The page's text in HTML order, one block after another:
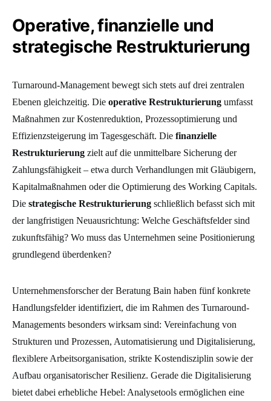
Operative, finanzielle und
strategische Restrukturierung
Turnaround-Management bewegt sich stets auf drei zentralen
Ebenen gleichzeitig. Die operative Restrukturierung umfasst
Maßnahmen zur Kostenreduktion, Prozessoptimierung und
Effizienzsteigerung im Tagesgeschäft. Die finanzielle
Restrukturierung zielt auf die unmittelbare Sicherung der
Zahlungsfähigkeit – etwa durch Verhandlungen mit Gläubigern,
Kapitalmaßnahmen oder die Optimierung des Working Capitals.
Die strategische Restrukturierung schließlich befasst sich mit
der langfristigen Neuausrichtung: Welche Geschäftsfelder sind
zukunftsfähig? Wo muss das Unternehmen seine Positionierung
grundlegend überdenken?
Unternehmensforscher der Beratung Bain haben fünf konkrete
Handlungsfelder identifiziert, die im Rahmen des Turnaround-
Managements besonders wirksam sind: Vereinfachung von
Strukturen und Prozessen, Automatisierung und Digitalisierung,
flexiblere Arbeitsorganisation, strikte Kostendisziplin sowie der
Aufbau organisatorischer Resilienz. Gerade die Digitalisierung
bietet dabei erhebliche Hebel: Analysetools ermöglichen eine